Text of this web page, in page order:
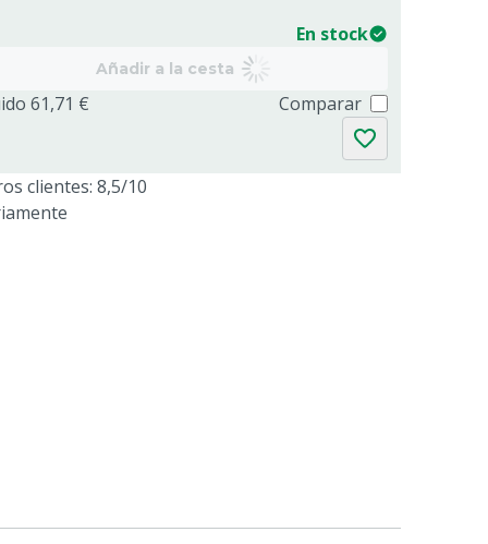
En stock
Añadir a la cesta
61,71 € Comparar
clientes: 8,5/10